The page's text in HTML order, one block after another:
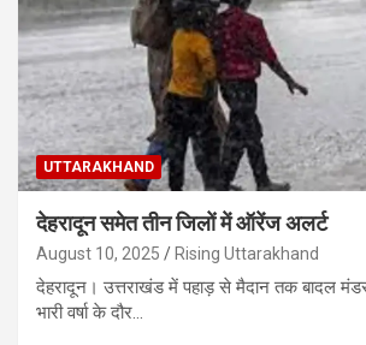
UTTARAKHAND
देहरादून समेत तीन जिलों में ऑरेंज अलर्ट
August 10, 2025 Rising Uttarakhand
देहरादून। उत्तराखंड में पहाड़ से मैदान तक बादल
भारी वर्षा के दौर…